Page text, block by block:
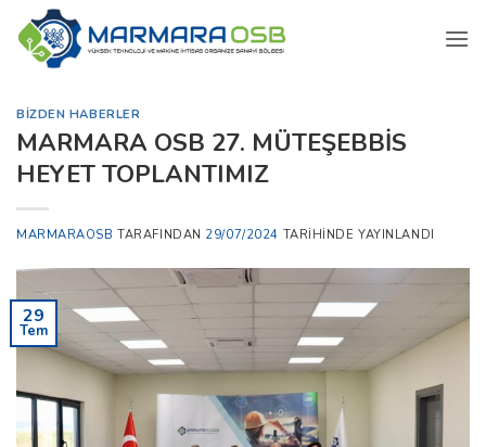
İçeriğe
atla
BIZDEN HABERLER
MARMARA OSB 27. MÜTEŞEBBİS
HEYET TOPLANTIMIZ
MARMARAOSB TARAFINDAN 29/07/2024 TARIHINDE YAYINLANDI
29
Tem